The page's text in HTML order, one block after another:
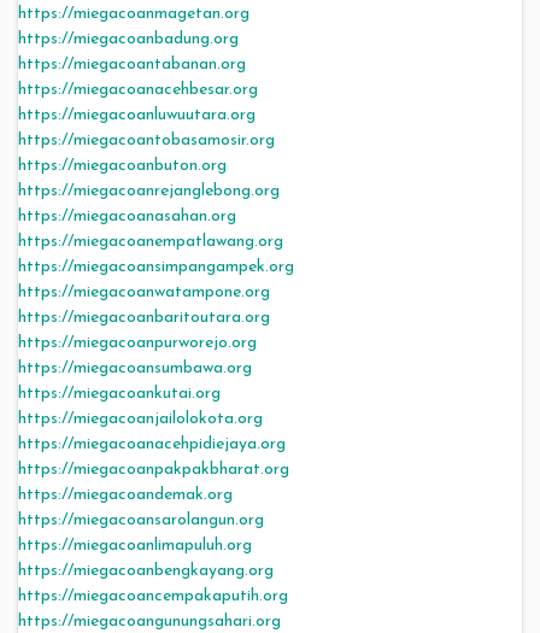
https://miegacoanmagetan.org
https://miegacoanbadung.org
https://miegacoantabanan.org
https://miegacoanacehbesar.org
https://miegacoanluwuutara.org
https://miegacoantobasamosir.org
https://miegacoanbuton.org
https://miegacoanrejanglebong.org
https://miegacoanasahan.org
https://miegacoanempatlawang.org
https://miegacoansimpangampek.org
https://miegacoanwatampone.org
https://miegacoanbaritoutara.org
https://miegacoanpurworejo.org
https://miegacoansumbawa.org
https://miegacoankutai.org
https://miegacoanjailolokota.org
https://miegacoanacehpidiejaya.org
https://miegacoanpakpakbharat.org
https://miegacoandemak.org
https://miegacoansarolangun.org
https://miegacoanlimapuluh.org
https://miegacoanbengkayang.org
https://miegacoancempakaputih.org
https://miegacoangunungsahari.org